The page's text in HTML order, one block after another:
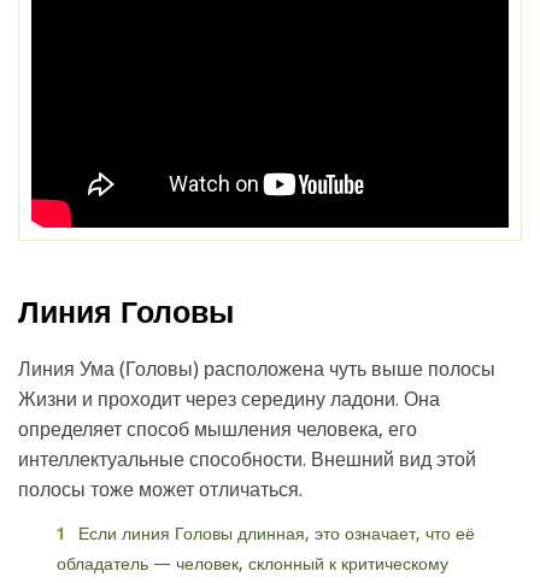
Линия Головы
Линия Ума (Головы) расположена чуть выше полосы
Жизни и проходит через середину ладони. Она
определяет способ мышления человека, его
интеллектуальные способности. Внешний вид этой
полосы тоже может отличаться.
Если линия Головы длинная, это означает, что её
обладатель — человек, склонный к критическому